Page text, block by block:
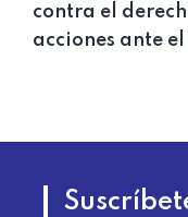
contra el
acciones ante